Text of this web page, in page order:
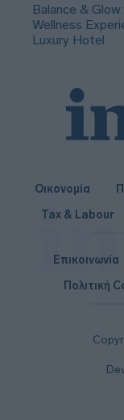
Balance &
Wellness
Luxury Hotel
Οικονομία
Tax & Labour
Επικοινωνία
Πολιτική